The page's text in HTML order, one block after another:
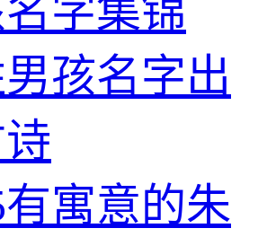
字集锦
孩名字出
有寓意的朱